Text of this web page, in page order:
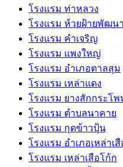
โรงแรม ท่าหลวง
โรงแรม ห้วยฝ้ายพัฒนา
โรงแรม คําเจริญ
โรงแรม แพงใหญ่
โรงแรม อําเภอตาลสุม
โรงแรม เหล่าแดง
โรงแรม ยางสักกระโพ
โรงแรม ตําบลนาคาย
โรงแรม กุดข้าวปุ้น
โรงแรม อําเภอเหล่าเ
โรงแรม เหล่าเสือโก้ก